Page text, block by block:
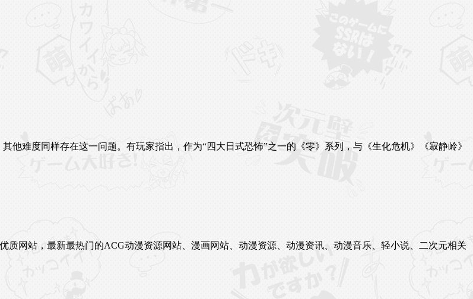
难度同样存在这一问题。有玩家指出，作为“四大日式恐怖”之一的《零》系列，与《生化危机》《寂静岭》
质网站，最新最热门的ACG动漫资源网站、漫画网站、动漫资源、动漫资讯、动漫音乐、轻小说、二次元相关